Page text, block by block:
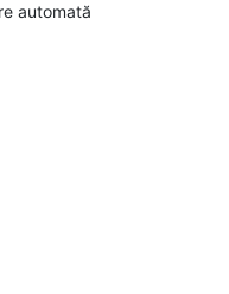
automată